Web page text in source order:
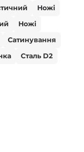
Ножі
Ножі
Сатинування
Сталь D2